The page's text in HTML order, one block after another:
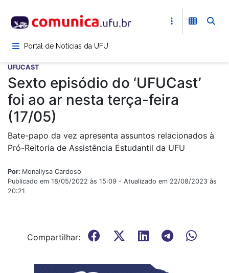
para
conteúdoPortal de Notícias da UFU
UFUCAST
Sexto episódio do ‘UFUCast’
foi ao ar nesta terça-feira
(17/05)
Bate-papo da vez apresenta assuntos relacionados à
Pró-Reitoria de Assistência Estudantil da UFU
Por: Monallysa Cardoso
Publicado em 18/05/2022 às 15:09 - Atualizado em 22/08/2023 às
20:21
Compartilhar: